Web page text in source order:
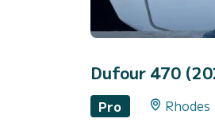
Dufour 470
Pro